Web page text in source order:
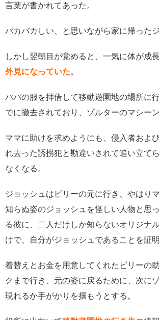
言葉が書かれてあった。
バカバカしい、と思いながら家に帰ったジ
しかし翌朝目が覚めると、一気に体が成
外見になっていた。
パパの服を拝借して移動遊園地の場所に
でに撤去されており、ゾルターのマシーン
ママに助けを求めようにも、侵入者およ
れ去った誘拐犯と勘違いされて追い立て
なくなる。
ジョッシュはビリーの元に行き、やはり
知らぬ姿のジョッシュを怪しい人物と思
る彼に、二人だけしか知らないオリジナ
けで、自分がジョッシュであることを証明
着替えとお金を用意してくれたビリーの
クまで行き、元の姿に戻るために、次に
現れるか手がかりを掴もうとする。